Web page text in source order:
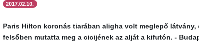
2017.02.10.
Paris Hilton koronás tiarában aligha volt meglepő
felsőben mutatta meg a cicijének az alját a kifutón. -